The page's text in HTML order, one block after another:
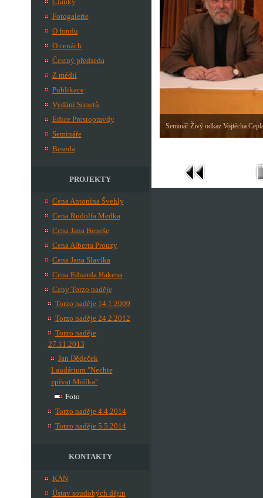
Fotogalerie
O fondu
O cenách
Čestný předseda
Z médií
Publikace
Vydání Sonetů
Edice Prostopravdy
Semináře
Beseda
PROJEKTY
Cena Antonína Švehly
Cena Rudolfa Medka
Cena Jana Beneše
Cena Alberta Prouzy
Cena Jana Slavíka
Cena Eduarda Hakena
Ceny Torzo naděje
Torzo naděje 14.1.2009
Torzo naděje 24.2.2012
Torzo naděje
27.11.2013
Jan Dědeček
Laudátium "Nechte
zpívat Mišíka"
Foto
Torzo naděje 4.4.2014
Torzo naděje 5.5.2014
KONTAKTY
KAN
Ústav soudobých dějin
Seminář Živý odkaz Vojtěcha